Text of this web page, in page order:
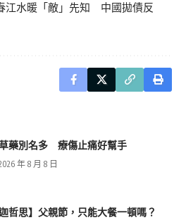
江水暖「敵」先知 中國拋債反
藥別名多 療傷止痛好幫手
年 8 月 8 日
迦哲思】父親節，只能大餐一頓嗎？